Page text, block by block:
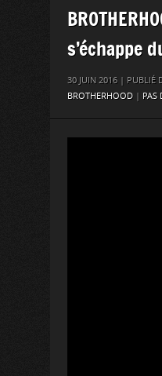
s’échappe
30 JUIN 2016 | PUBLIÉ
BROTHERHOOD | PAS